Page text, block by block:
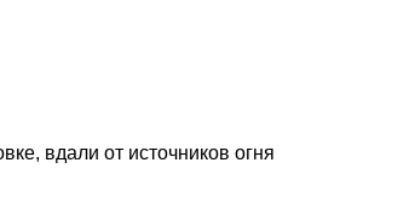
вдали от источников огня